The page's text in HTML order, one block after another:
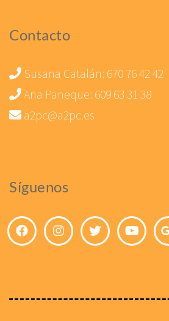
Contacto
Susana Catalán: 670 76 42 42
Ana Paneque: 609 63 31 38
a2pc@a2pc.es
Síguenos